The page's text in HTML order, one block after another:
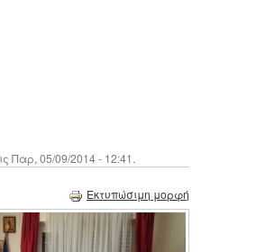
Παρ, 05/09/2014 - 12:41.
Εκτυπώσιμη μορφή